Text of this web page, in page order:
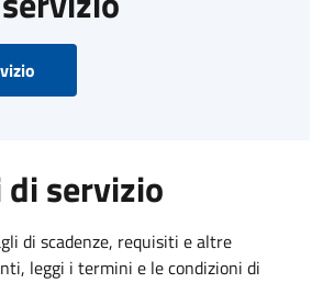
servizio
di scadenze, requisiti e altre
leggi i termini e le condizioni di